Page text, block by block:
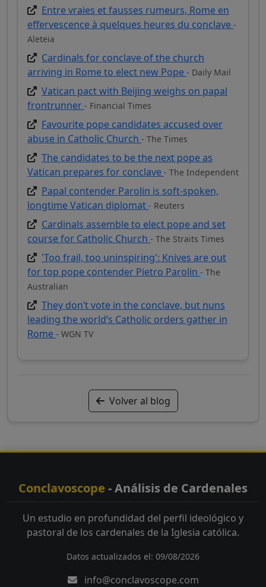
Entre vraies et fausses rumeurs, Rome en
effervescence à quelques heures du conclave -
Aleteia
Cardinals for conclave of the church
arriving in Rome to elect new Pope - Daily Mail
Vatican pact with Beijing weighs on papal
frontrunner - Financial Times
Favourite pope candidates accused over
abuse in Catholic Church - The Times
The candidates to be the next pope as
Vatican prepares for conclave - The Independent
Papal contender Parolin is soft-spoken,
longtime Vatican diplomat - Reuters
Cardinals assemble to elect pope and set
course for Catholic Church - The Straits Times
'Too frail, too uninspiring': Knives are out
for top pope contender Pietro Parolin - The
Australian
They don’t vote in the conclave, but nuns
leading the world’s Catholic orders gather in
Rome - WGN TV
Volver al blog
Conclavoscope - Análisis de Cardenales
Un estudio en profundidad del perfil ideológico y
pastoral de los cardenales de la Iglesia católica.
Datos actualizados el: 09/08/2026
info@conclavoscope.com